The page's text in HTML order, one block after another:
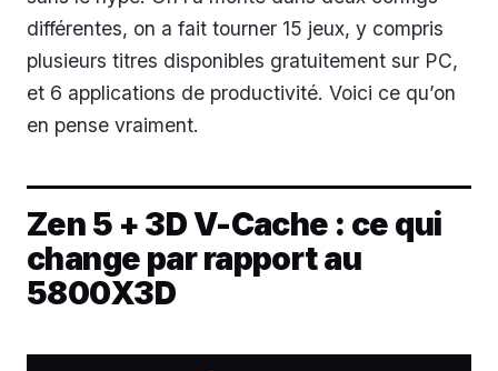
différentes, on a fait tourner 15 jeux, y compris
plusieurs titres disponibles gratuitement sur PC,
et 6 applications de productivité. Voici ce qu’on
en pense vraiment.
Zen 5 + 3D V-Cache : ce qui
change par rapport au
5800X3D